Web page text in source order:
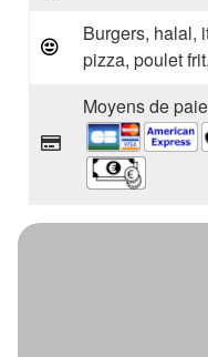
Burgers, halal,
pizza, poulet
Moyens de